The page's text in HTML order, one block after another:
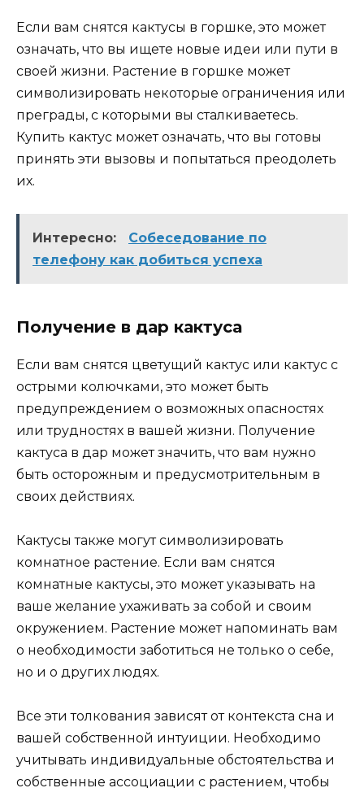
Если вам снятся кактусы в горшке, это может
означать, что вы ищете новые идеи или пути в
своей жизни. Растение в горшке может
символизировать некоторые ограничения или
преграды, с которыми вы сталкиваетесь.
Купить кактус может означать, что вы готовы
принять эти вызовы и попытаться преодолеть
их.
Интересно:
Собеседование по
телефону как добиться успеха
Получение в дар кактуса
Если вам снятся цветущий кактус или кактус с
острыми колючками, это может быть
предупреждением о возможных опасностях
или трудностях в вашей жизни. Получение
кактуса в дар может значить, что вам нужно
быть осторожным и предусмотрительным в
своих действиях.
Кактусы также могут символизировать
комнатное растение. Если вам снятся
комнатные кактусы, это может указывать на
ваше желание ухаживать за собой и своим
окружением. Растение может напоминать вам
о необходимости заботиться не только о себе,
но и о других людях.
Все эти толкования зависят от контекста сна и
вашей собственной интуиции. Необходимо
учитывать индивидуальные обстоятельства и
собственные ассоциации с растением, чтобы